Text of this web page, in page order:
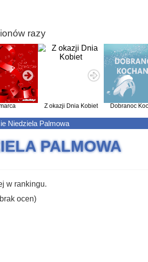
razy
Z okazji Dnia Kobiet Dobranoc
Niedziela Palmowa
PALMOWA
w rankingu.
ocen)